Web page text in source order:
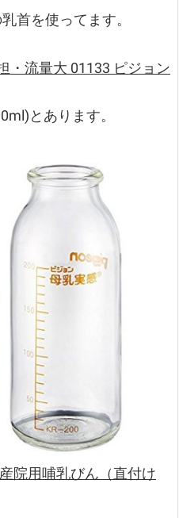
首を使ってます。
・流量大 01133 ピジョン
とあります。
院用哺乳びん（直付け